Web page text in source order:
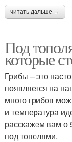
читать дальше →
Под
которые
Грибы – это
появляется на
много грибов
и температура
расскажем вам о
под тополями.